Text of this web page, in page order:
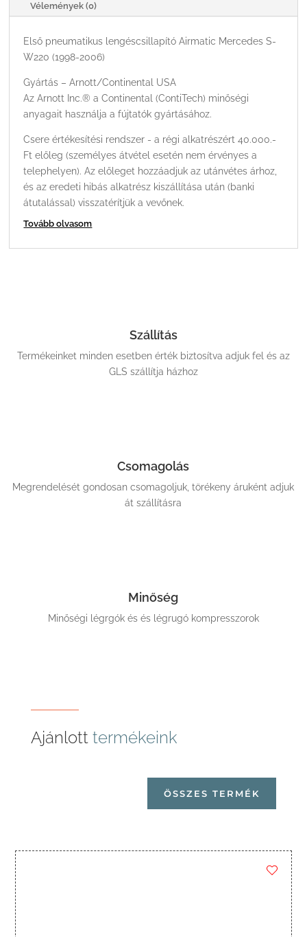
Vélemények (0)
Első pneumatikus lengéscsillapító Airmatic Mercedes S-
W220 (1998-2006)
Gyártás – Arnott/Continental USA
Az Arnott Inc.® a Continental (ContiTech) minőségi
anyagait használja a fújtatók gyártásához.
Csere értékesítési rendszer - a régi alkatrészért 40.000.-
Ft előleg (személyes átvétel esetén nem érvényes a
telephelyen). Az előleget hozzáadjuk az utánvétes árhoz,
és az eredeti hibás alkatrész kiszállítása után (banki
átutalással) visszatérítjük a vevőnek.
Tovább olvasom
Szállítás
Termékeinket minden esetben érték biztosítva adjuk fel és az
GLS szállítja házhoz
Csomagolás
Megrendelését gondosan csomagoljuk, törékeny áruként adjuk
át szállításra
Minőség
Minőségi légrgók és és légrugó kompresszorok
Ajánlott termékeink
ÖSSZES TERMÉK